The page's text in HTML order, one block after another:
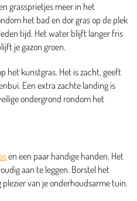
grassprietjes meer in het
het bad en dor gras op de plek
tijd. Het water blijft langer fris
je gazon groen.
het kunstgras. Het is zacht, geeft
Een extra zachte landing is
ondergrond rondom het
en een paar handige handen. Het
aan te leggen. Borstel het
van je onderhoudsarme tuin.